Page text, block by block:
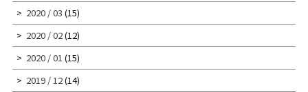
2020 / 03 (15)
2020 / 02(12)
2020 / 01 (15)
2019 / 12(14)